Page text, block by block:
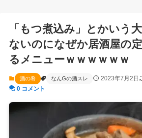
「もつ煮込み」とかいう
ないのになぜか居酒屋の
るメニューｗｗｗｗｗｗ
酒の肴 なんGの酒スレ 2023年7月2日
0 コメント